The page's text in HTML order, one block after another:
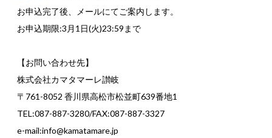
お申込完了後、メールにてご案内します。
お申込期限:3月1日(火)23:59まで
【お問い合わせ先】
株式会社カマタマーレ讃岐
〒761-8052 香川県高松市松並町639番地1
TEL:087-887-3280/FAX:087-887-3327
e-mail:info@kamatamare.jp